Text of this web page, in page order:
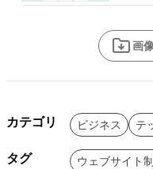
画
カテゴリ ビジネス テ
タグ ウェブサイト